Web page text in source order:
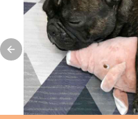
Previous slide